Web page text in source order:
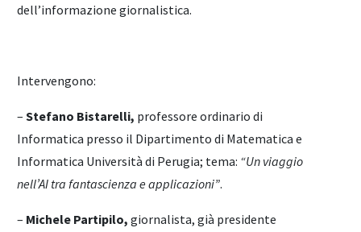
dell’informazione giornalistica.
Intervengono:
–Stefano Bistarelli, professore ordinario di
Informatica presso il Dipartimento di Matematica e
Informatica Università di Perugia; tema: “Un viaggio
nell’AI tra fantascienza e applicazioni”.
– Michele Partipilo, giornalista, già presidente